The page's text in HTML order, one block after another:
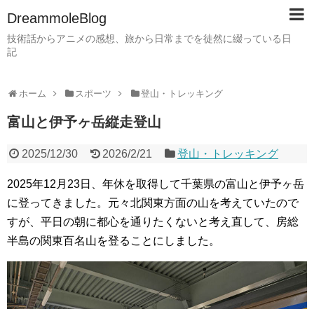
DreammoleBlog
技術話からアニメの感想、旅から日常までを徒然に綴っている日
記
ホーム スポーツ 登山・トレッキング
富山と伊予ヶ岳縦走登山
2025/12/30 2026/2/21 登山・トレッキング
2025年12月23日、年休を取得して千葉県の富山と伊予ヶ岳
に登ってきました。元々北関東方面の山を考えていたので
すが、平日の朝に都心を通りたくないと考え直して、房総
半島の関東百名山を登ることにしました。